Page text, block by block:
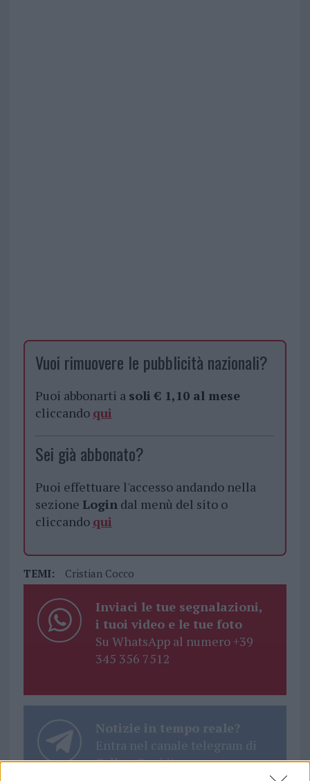
Vuoi rimuovere le pubblicità nazionali?
Puoi abbonarti a soli € 1,10 al mese
cliccando qui
Sei già abbonato?
Puoi effettuare l'accesso andando nella
sezione Logindal menù del sito o
cliccando qui
TEMI: Cristian Cocco
Inviaci le tue segnalazioni,
i tuoi video e le tue foto
Su WhatsApp al numero +39
345 356 7512
Notizie in tempo reale?
Entra nel canale telegram di
GalluraOggi.it